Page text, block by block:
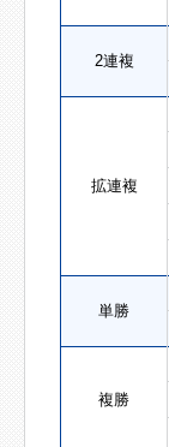
2連複
拡連複
単勝
複勝